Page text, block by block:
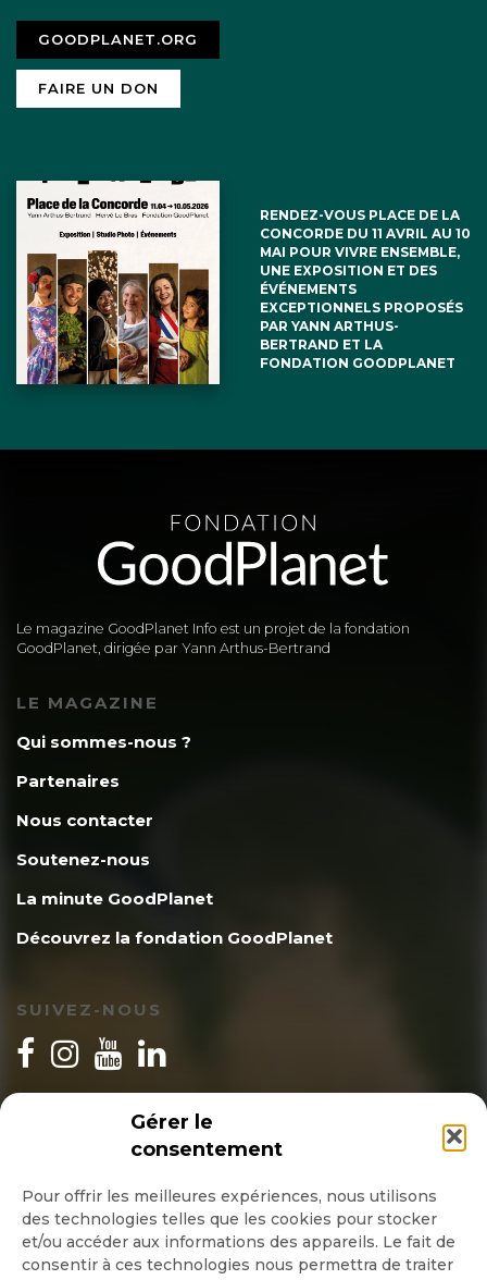
Gérer le
consentement
Pour offrir les meilleures expériences, nous utilisons
des technologies telles que les cookies pour stocker
et/ou accéder aux informations des appareils. Le fait de
consentir à ces technologies nous permettra de traiter
GOODPLANET.ORG
FAIRE UN DON
RENDEZ-VOUS PLACE DE LA
CONCORDE DU 11 AVRIL AU 10
MAI POUR VIVRE ENSEMBLE,
UNE EXPOSITION ET DES
ÉVÉNEMENTS
EXCEPTIONNELS PROPOSÉS
PAR YANN ARTHUS-
BERTRAND ET LA
FONDATION GOODPLANET
Le magazine GoodPlanet Info est un projet de la fondation
GoodPlanet, dirigée par Yann Arthus-Bertrand
LE MAGAZINE
Qui sommes-nous ?
Partenaires
Nous contacter
Soutenez-nous
La minute GoodPlanet
Découvrez la fondation GoodPlanet
SUIVEZ-NOUS
INSCRIPTION NEWSLETTER
Quotidienne
Hebdo